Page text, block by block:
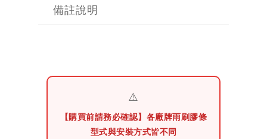
備註說明
⚠️
【購買前請務必確認】各廠牌雨刷膠條
型式與安裝方式皆不同